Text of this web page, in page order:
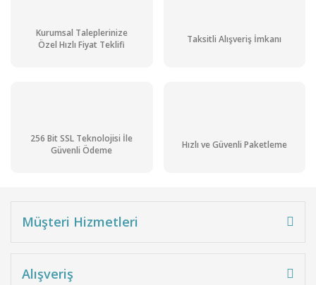
Kurumsal Taleplerinize
Özel Hızlı Fiyat Teklifi
Taksitli Alışveriş İmkanı
256 Bit SSL Teknolojisi İle
Güvenli Ödeme
Hızlı ve Güvenli Paketleme
Müşteri Hizmetleri
Alışveriş